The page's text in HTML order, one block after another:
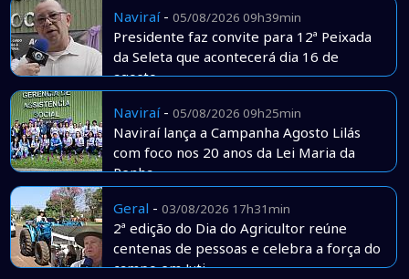
Naviraí- 05/08/2026 09h39min
Presidente faz convite para 12ª Peixada
da Seleta que acontecerá dia 16 de
agosto
Naviraí- 05/08/2026 09h25min
Naviraí lança a Campanha Agosto Lilás
com foco nos 20 anos da Lei Maria da
Penha
Geral - 03/08/2026 17h31min
2ª edição do Dia do Agricultor reúne
centenas de pessoas e celebra a força do
campo em Juti